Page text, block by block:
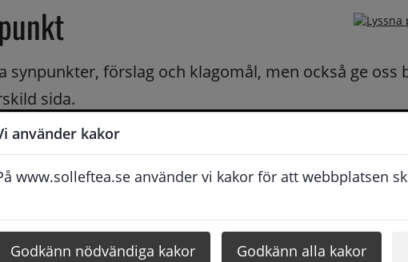
använder kakor
www.solleftea.se använder vi kakor för att webbplatsen
Godkänn nödvändiga kakor Godkänn alla kakor
synpunkter, förslag och klagomål, men också ge oss
sida.
webbplatsen kan du skicka in dem via formuläret nedanför. Vill du
du även fylla i dina kontaktuppgifter. När du skriver in din
så tydlig som möjligt för att vi ska kunna hjälpa dig bättre.
synpunkter så snart som möjligt, men svarstiden beror